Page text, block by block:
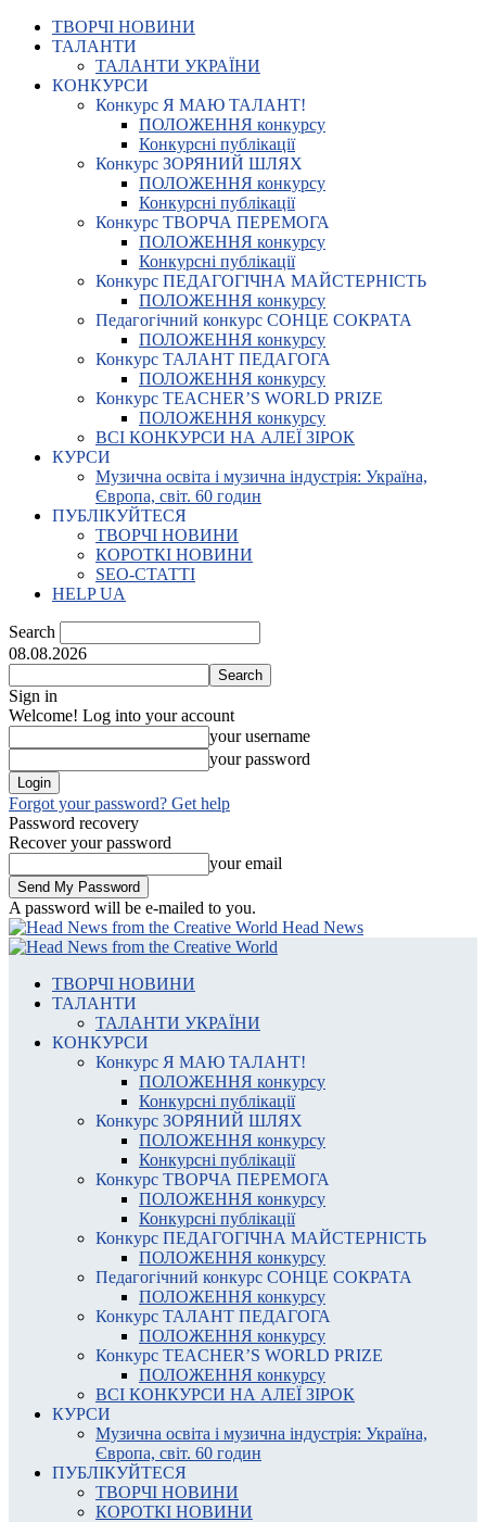
ТВОРЧІ НОВИНИ
ТАЛАНТИ
ТАЛАНТИ УКРАЇНИ
КОНКУРСИ
Конкурс Я МАЮ ТАЛАНТ!
ПОЛОЖЕННЯ конкурсу
Конкурсні публікації
Конкурс ЗОРЯНИЙ ШЛЯХ
ПОЛОЖЕННЯ конкурсу
Конкурсні публікації
Конкурс ТВОРЧА ПЕРЕМОГА
ПОЛОЖЕННЯ конкурсу
Конкурсні публікації
Конкурс ПЕДАГОГІЧНА МАЙСТЕРНІСТЬ
ПОЛОЖЕННЯ конкурсу
Педагогічний конкурс СОНЦЕ СОКРАТА
ПОЛОЖЕННЯ конкурсу
Конкурс ТАЛАНТ ПЕДАГОГА
ПОЛОЖЕННЯ конкурсу
Конкурс TEACHER’S WORLD PRIZE
ПОЛОЖЕННЯ конкурсу
ВСІ КОНКУРСИ НА АЛЕЇ ЗІРОК
КУРСИ
Музична освіта і музична індустрія: Україна,
Європа, світ. 60 годин
ПУБЛІКУЙТЕСЯ
ТВОРЧІ НОВИНИ
КОРОТКІ НОВИНИ
SEO-СТАТТІ
HELP UA
Search
08.08.2026
Sign in
Welcome! Log into your account
your username
your password
Forgot your password? Get help
Password recovery
Recover your password
your email
A password will be e-mailed to you.
Head News
ТВОРЧІ НОВИНИ
ТАЛАНТИ
ТАЛАНТИ УКРАЇНИ
КОНКУРСИ
Конкурс Я МАЮ ТАЛАНТ!
ПОЛОЖЕННЯ конкурсу
Конкурсні публікації
Конкурс ЗОРЯНИЙ ШЛЯХ
ПОЛОЖЕННЯ конкурсу
Конкурсні публікації
Конкурс ТВОРЧА ПЕРЕМОГА
ПОЛОЖЕННЯ конкурсу
Конкурсні публікації
Конкурс ПЕДАГОГІЧНА МАЙСТЕРНІСТЬ
ПОЛОЖЕННЯ конкурсу
Педагогічний конкурс СОНЦЕ СОКРАТА
ПОЛОЖЕННЯ конкурсу
Конкурс ТАЛАНТ ПЕДАГОГА
ПОЛОЖЕННЯ конкурсу
Конкурс TEACHER’S WORLD PRIZE
ПОЛОЖЕННЯ конкурсу
ВСІ КОНКУРСИ НА АЛЕЇ ЗІРОК
КУРСИ
Музична освіта і музична індустрія: Україна,
Європа, світ. 60 годин
ПУБЛІКУЙТЕСЯ
ТВОРЧІ НОВИНИ
КОРОТКІ НОВИНИ